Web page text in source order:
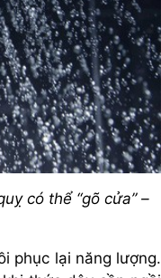
có thể “gõ cửa” –
phục lại năng lượng.